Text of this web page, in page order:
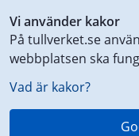
Vi använder kakor
På tullverket.se
webbplatsen ska
Vad är kakor?
till
innehåll
på
aktuell